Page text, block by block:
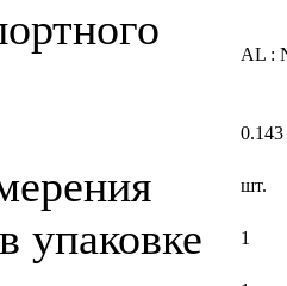
AL :
0.143
шт.
упаковке 1